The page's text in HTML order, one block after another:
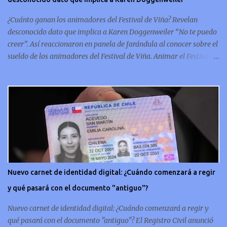
conmemorativa, sí, como lo lees, celebra un capítulo importante en
la hi...
¿Cuánto ganan los animadores del Festival de Viña? Revelan
desconocido dato que implica a Karen Doggenweiler “No te puedo
creer”. Así reaccionaron en panela de farándula al conocer sobre el
sueldo de los animadores del Festival de Viña. Animar el Festival
debería ser acorde. ¿Cuánto ganará Karen Doggenweiler y su
acompañante? Según se conoce hasta ahora, los animadores del
Festival de Viña del Mar no reciben un sueldo por su rol en el
evento. Al menos no un monto extra al que venían percibirndo por
contrato con su canal empleador. “A la Karen no le pagan, no le
pagan aparte. Hace rato que no pagan”, confirmó la periodista de
(Canal 13). “A mí la Tonka (Tomicic) me dijo que a ellos no le
pagaban”, complementó Willy Sabor. Nacho Gutiérrez aportó que,
Nuevo carnet de identidad digital: ¿Cuándo comenzará a regir
y qué pasará con el documento "antiguo"?
Nuevo carnet de identidad digital: ¿Cuándo comenzará a regir y
qué pasará con el documento "antiguo"? El Registro Civil anunció